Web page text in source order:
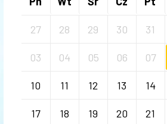
27 28 29 30 31
03 04 05 06 07
10 11 12 13 14
17 18 19 20 21